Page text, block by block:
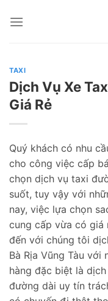
TAXI
Dịch Vụ Xe
Giá Rẻ
Quý khách có nhu
cho công việc cấp
chọn dịch vụ taxi
suốt, tuy vậy với
nay, việc lựa chọn
cung cấp vừa có giá
đến với chúng tôi
Bà Rịa Vũng Tàu
hàng đặc biệt là
đường dài uy tín